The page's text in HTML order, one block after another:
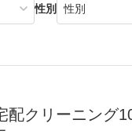
性別
クリーニング